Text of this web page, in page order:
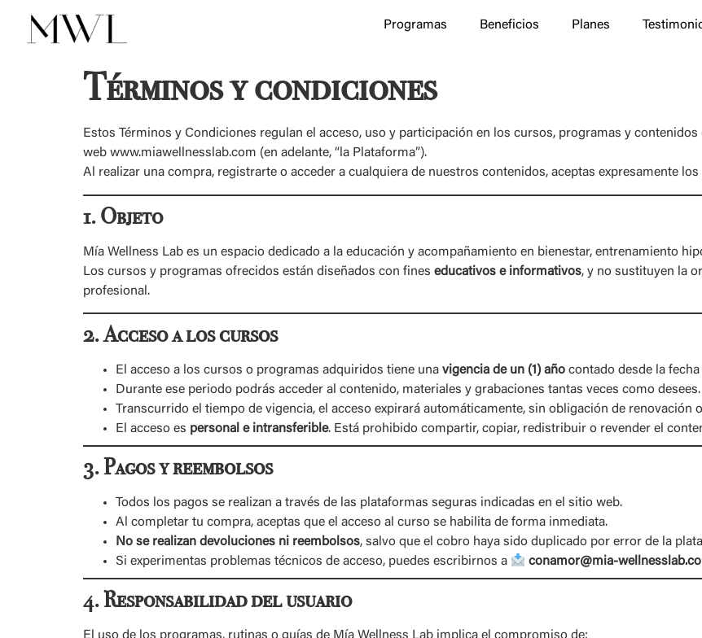
Programas Beneficios Planes
Términos y condiciones
Estos Términos y Condiciones regulan el acceso, uso y participación en los cursos, programas y
web www.miawellnesslab.com (en adelante, “la Plataforma”).
Al realizar una compra, registrarte o acceder a cualquiera de nuestros contenidos, aceptas expresamente
1. Objeto
Mía Wellness Lab es un espacio dedicado a la educación y acompañamiento en bienestar, entrenamiento
Los cursos y programas ofrecidos están diseñados con fines educativos e informativos, y no sustituyen la
profesional.
2. Acceso a los cursos
El acceso a los cursos o programas adquiridos tiene una vigencia de un (1) año contado desde la
Durante ese periodo podrás acceder al contenido, materiales y grabaciones tantas veces como desees.
Transcurrido el tiempo de vigencia, el acceso expirará automáticamente, sin obligación de renovación
El acceso es personal e intransferible. Está prohibido compartir, copiar, redistribuir o revender el
3. Pagos y reembolsos
Todos los pagos se realizan a través de las plataformas seguras indicadas en el sitio web.
Al completar tu compra, aceptas que el acceso al curso se habilita de forma inmediata.
No se realizan devoluciones ni reembolsos, salvo que el cobro haya sido duplicado por error de la
Si experimentas problemas técnicos de acceso, puedes escribirnos a
conamor@mia-
4. Responsabilidad del usuario